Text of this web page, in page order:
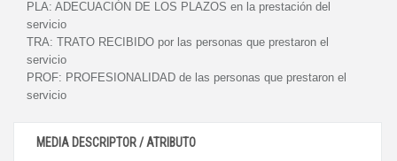
PLA: ADECUACIÓN DE LOS PLAZOS en la prestación del
servicio
TRA: TRATO RECIBIDO por las personas que prestaron el
servicio
PROF: PROFESIONALIDAD de las personas que prestaron el
servicio
MEDIA DESCRIPTOR / ATRIBUTO